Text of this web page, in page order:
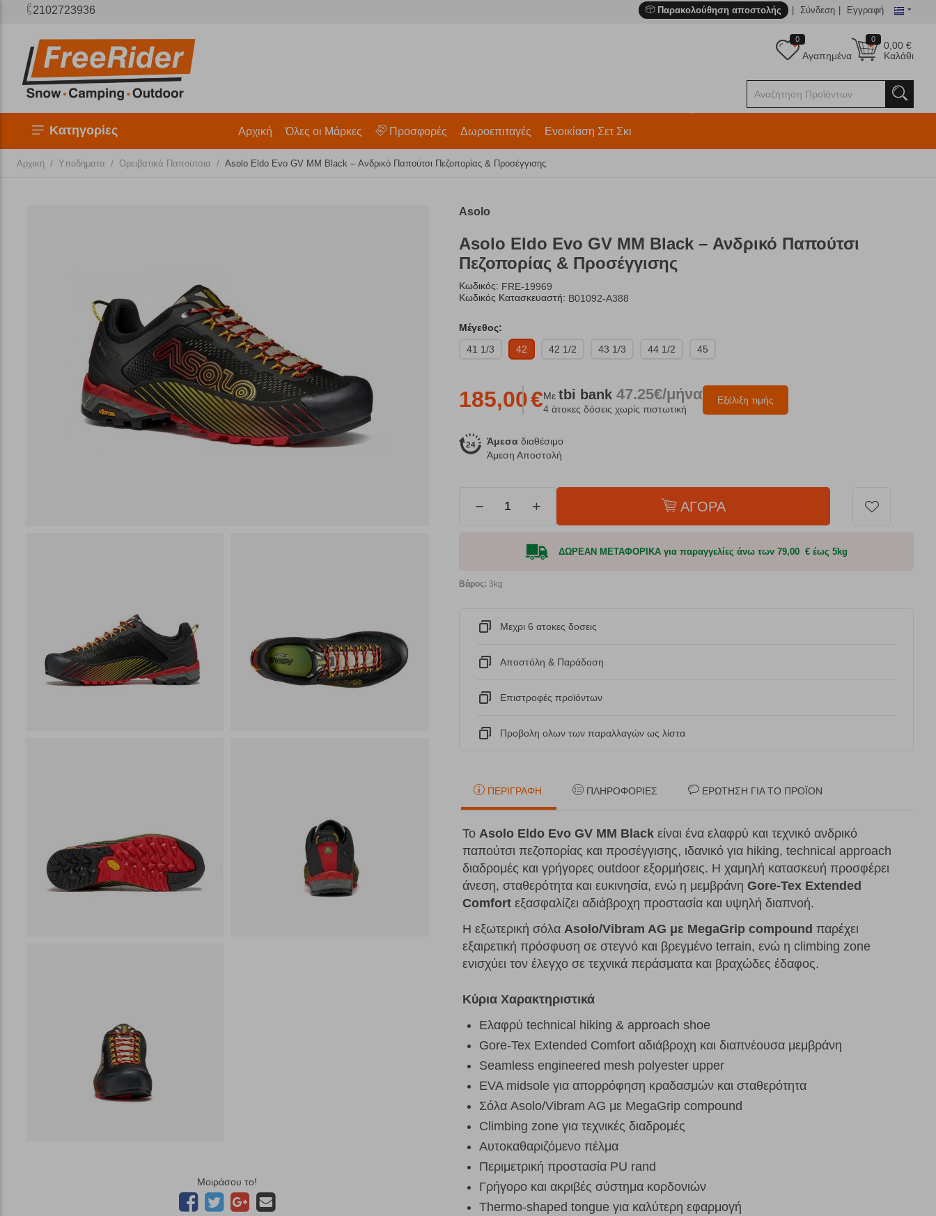
2102723936 Παρακολούθηση αποστολής Σύνδεση Εγγραφή
0
0,00€
Καλάθι
0
Αγαπημένα
Κατηγορίες Αρχική Όλες οι Μάρκες Προσφορές Δωροεπιταγές Ενοικίαση Σετ Σκι
Αρχική / Υποδήματα / Ορειβατικά Παπούτσια / Asolo Eldo Evo GV MM Black – Ανδρικό Παπούτσι Πεζοπορίας & Προσέγγισης
Μοιράσου το!
Asolo
Asolo Eldo Evo GV MM Black – Ανδρικό Παπούτσι
Πεζοπορίας & Προσέγγισης
Κωδικός: FRE-19969
Κωδικός Κατασκευαστή: B01092-A388
Μέγεθος:
41 1/3
42 42 1/2 43 1/3 44 1/2 45
Εξέλιξη τιμής
185,00€Μεtbi bank 47.25€/μήνα
4 άτοκες δόσεις χωρίς πιστωτική
Άμεσα διαθέσιμο
Άμεση Αποστολή
− + ΑΓΟΡΑ
ΔΩΡΕΑΝ ΜΕΤΑΦΟΡΙΚΑ για παραγγελίες άνω των 79,00 € έως 5kg
Βάρος: 3kg
Μεχρι 6 ατοκες δοσεις
Αποστόλη & Παράδοση
Eπιστροφές προϊόντων
Προβολη ολων των παραλλαγών ως λίστα
ΠΕΡΙΓΡΑΦΉ ΠΛΗΡΟΦΟΡΊΕΣ ΕΡΏΤΗΣΗ ΓΙΑ ΤΟ ΠΡΟΪΌΝ
ΤοAsolo Eldo Evo GV MM Black είναι ένα ελαφρύ και τεχνικό ανδρικό
παπούτσι πεζοπορίας και προσέγγισης, ιδανικό για hiking, technical approach
διαδρομές και γρήγορες outdoor εξορμήσεις. Η χαμηλή κατασκευή προσφέρει
άνεση, σταθερότητα και ευκινησία, ενώ η μεμβράνηGore-Tex Extended
Comfort εξασφαλίζει αδιάβροχη προστασία και υψηλή διαπνοή.
Η εξωτερική σόλαAsolo/Vibram AG με MegaGrip compound παρέχει
εξαιρετική πρόσφυση σε στεγνό και βρεγμένο terrain, ενώ η climbing zone
ενισχύει τον έλεγχο σε τεχνικά περάσματα και βραχώδες έδαφος.
Κύρια Χαρακτηριστικά
Ελαφρύ technical hiking & approach shoe
Gore-Tex Extended Comfort αδιάβροχη και διαπνέουσα μεμβράνη
Seamless engineered mesh polyester upper
EVA midsole για απορρόφηση κραδασμών και σταθερότητα
Σόλα Asolo/Vibram AG με MegaGrip compound
Climbing zone για τεχνικές διαδρομές
Αυτοκαθαριζόμενο πέλμα
Περιμετρική προστασία PU rand
Γρήγορο και ακριβές σύστημα κορδονιών
Thermo-shaped tongue για καλύτερη εφαρμογή